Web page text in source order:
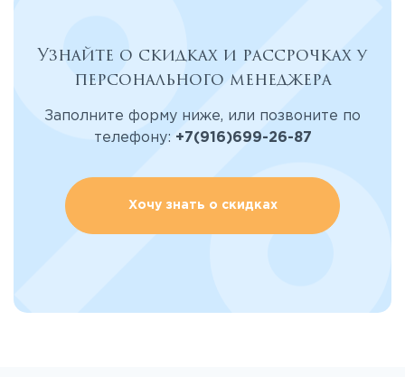
Узнайте о скидках и рассрочках у
персонального менеджера
Заполните форму ниже, или позвоните по
телефону: +7(916)699-26-87
Хочу знать о скидках